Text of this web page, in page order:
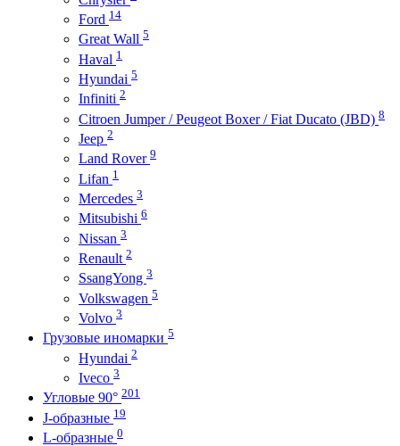
Ford 14
Great Wall 5
Haval 1
Hyundai 5
Infiniti 2
Citroen Jumper / Peugeot Boxer / Fiat Ducato (JBD) 8
Jeep 2
Land Rover 9
Lifan 1
Mercedes 3
Mitsubishi 6
Nissan 3
Renault 2
SsangYong 3
Volkswagen 5
Volvo 3
Грузовые иномарки 5
Hyundai 2
Iveco 3
Угловые 90° 201
J-образные 19
L-образные 0